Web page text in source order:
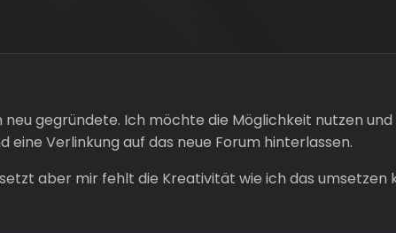
neu gegründete. Ich möchte die Möglichkeit nutzen
eine Verlinkung auf das neue Forum hinterlassen.
aber mir fehlt die Kreativität wie ich das umsetzen